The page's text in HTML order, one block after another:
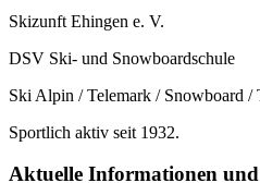
Skizunft Ehingen e. V.
DSV Ski- und Snowboardschule
Ski Alpin / Telemark / Snowboard /
Sportlich aktiv seit 1932.
Aktuelle Informationen